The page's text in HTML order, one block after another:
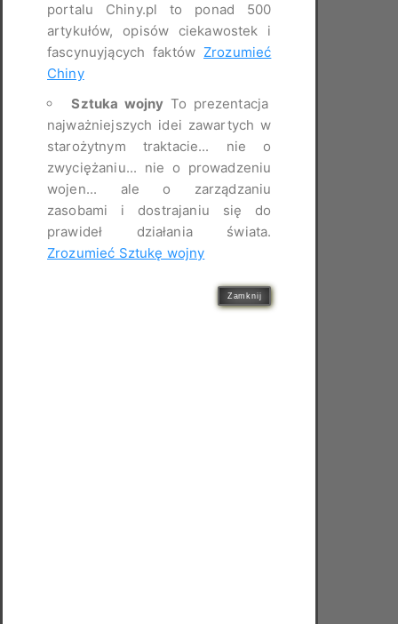
portalu Chiny.pl to ponad 500
artykułów, opisów ciekawostek i
fascynuyjących faktów Zrozumieć
Chiny
Sztuka wojny To prezentacja
najważniejszych idei zawartych w
starożytnym traktacie... nie o
zwyciężaniu... nie o prowadzeniu
wojen... ale o zarządzaniu
zasobami i dostrajaniu się do
prawideł działania świata.
Zrozumieć Sztukę wojny
Zamknij